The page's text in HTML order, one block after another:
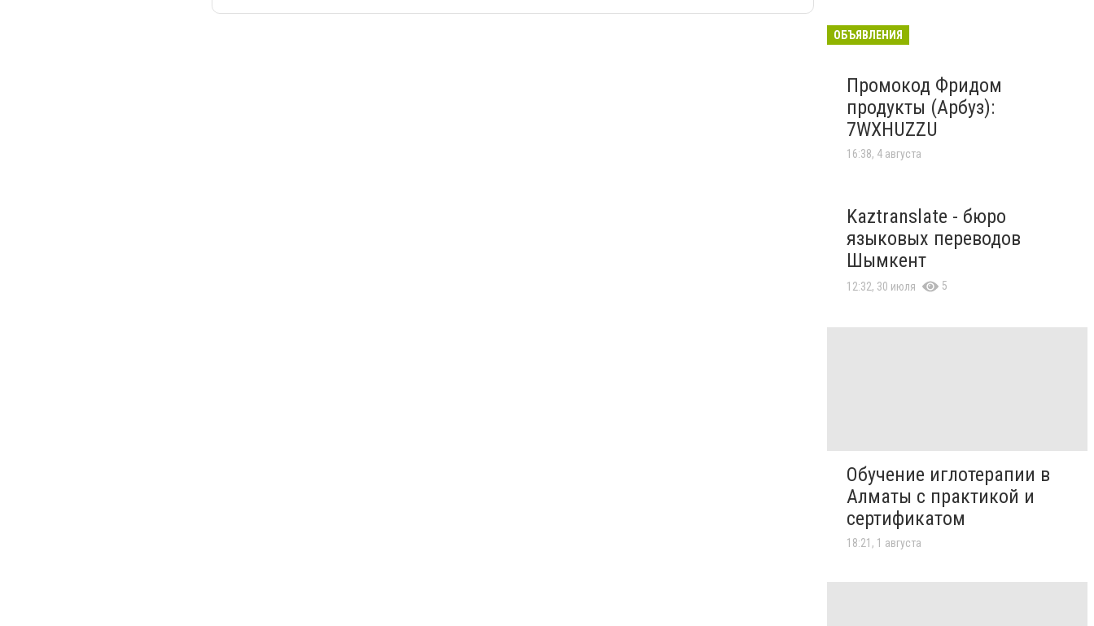
ОБЪЯВЛЕНИЯ
Промокод Фридом
продукты (Арбуз):
7WXHUZZU
16:38, 4 августа
Kaztranslate - бюро
языковых переводов
Шымкент
12:32, 30 июля 5
Обучение иглотерапии в
Алматы с практикой и
сертификатом
18:21, 1 августа